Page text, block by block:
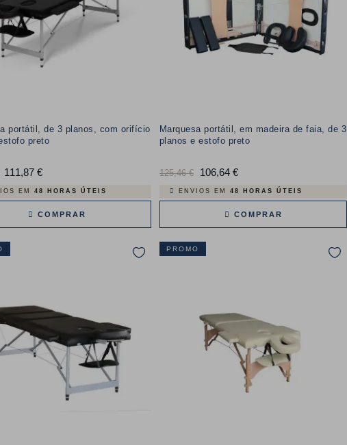
portátil, de 3 planos, com orifício
preto
111,87 €Preço
EM 48 HORAS ÚTEIS
COMPRAR
Marquesa portátil, em madeira de faia, de 3
planos e estofo preto
Preço
normal
125,46 € 106,64 €Preço
ENVIOS EM 48 HORAS ÚTEIS
COMPRAR
PROMO